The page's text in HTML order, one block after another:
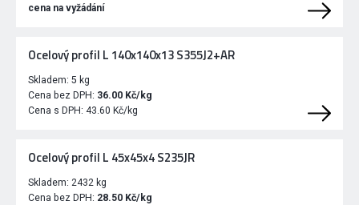
cena na vyžádání
Ocelový profil L 140x140x13 S355J2+AR
Skladem: 5 kg
Cena bez DPH: 36.00 Kč/kg
Cena s DPH: 43.60 Kč/kg
Ocelový profil L 45x45x4 S235JR
Skladem: 2432 kg
Cena bez DPH: 28.50 Kč/kg